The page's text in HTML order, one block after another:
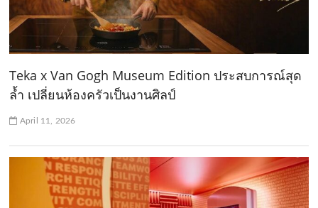
Teka x Van Gogh Museum Edition ประสบการณ์สุด
ล้ำ เปลี่ยนห้องครัวเป็นงานศิลป์
April 11, 2026